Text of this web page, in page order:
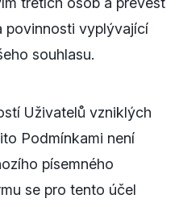
povinnosti vyplývající
souhlasu.
Uživatelů vzniklých
Podmínkami není
písemného
se pro tento účel